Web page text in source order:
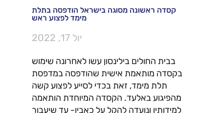
קסדה ראשונה מסוגה בישראל הודפסה בתלת
מימד לפצוע ראש
יול 17, 2022
בבית החולים בילינסון עשו לאחרונה שימוש
בקסדה מותאמת אישית שהודפסה במדפסת
תלת מימד, זאת בכדי לסייע לפצוע קשה
מהפיגוע באלעד. הקסדה המיוחדת הותאמה
למידותיו ונועדה להקל על כאביו- עד שיעבור